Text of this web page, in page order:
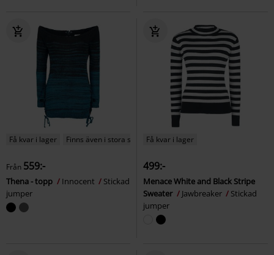
Få kvar i lager Finns även i stora storlekar
Från 559:-
Thena - topp Innocent
Stickad
jumper
Få kvar i lager
499:-
Menace White and Black Stripe
Sweater
Jawbreaker
Stickad
jumper